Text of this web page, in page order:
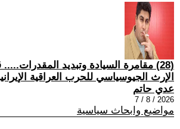
(28) مقامرة السيادة وتبديد
الإرث الجيوسياسي للحرب العراقية
عدي حاتم
2026 / 8 / 7
مواضيع وابحاث سياسية